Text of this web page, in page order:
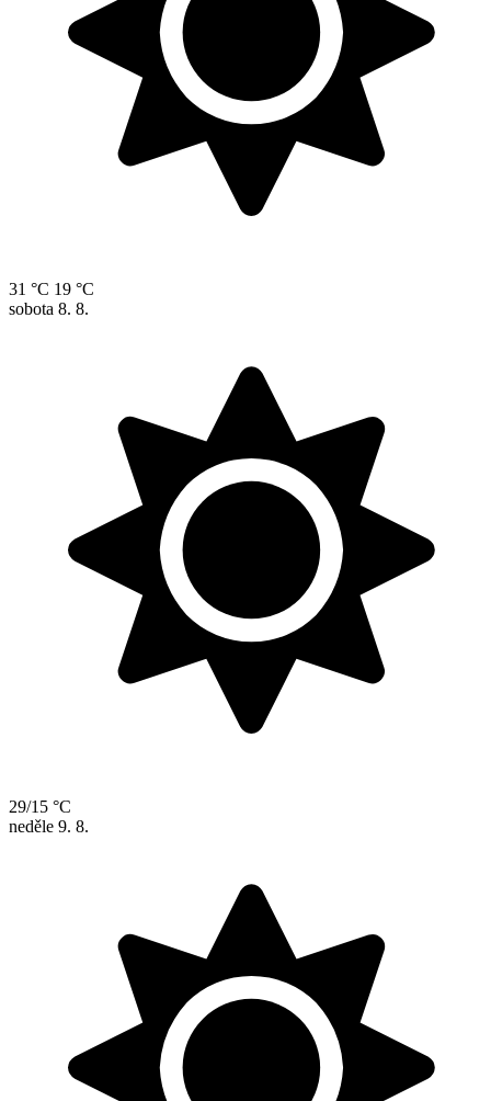
31 °C 19 °C
sobota 8. 8.
29/15 °C
neděle 9. 8.